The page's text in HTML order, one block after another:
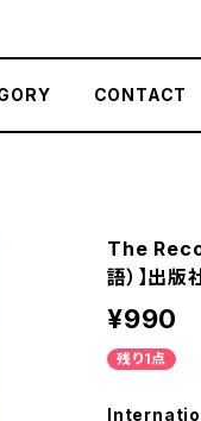
CONTACT
The
語）】出
¥990
残り1点